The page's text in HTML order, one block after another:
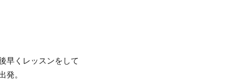
早くレッスンをして
発。